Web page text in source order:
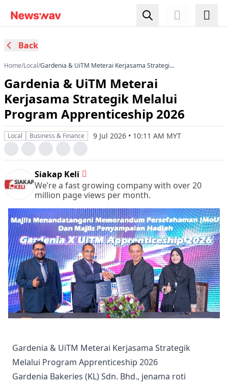
Back
Home/Local/Gardenia & UiTM Meterai Kerjasama Strategik
Gardenia & UiTM Meterai
Kerjasama Strategik Melalui
Program Apprenticeship 2026
Local Business & Finance 9 Jul 2026 • 10:11 AM MYT
Siakap Keli
We’re a fast growing company with over 20
million page views per month.
Gardenia & UiTM Meterai Kerjasama Strategik
Melalui Program Apprenticeship 2026
Gardenia Bakeries (KL) Sdn. Bhd., jenama roti